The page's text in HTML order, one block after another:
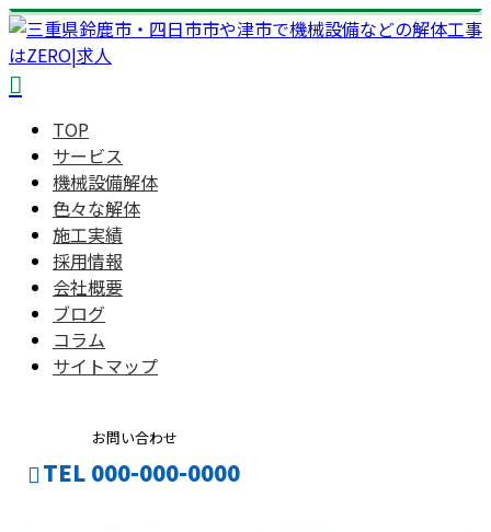
TOP
サービス
機械設備解体
色々な解体
施工実績
採用情報
会社概要
ブログ
コラム
サイトマップ
お問い合わせ
TEL 000-000-0000